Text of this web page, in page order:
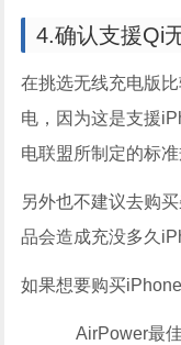
4.确认支援Qi
在挑选无线充电版
电，因为这是支援
电联盟所制定的标准
另外也不建议去购
品会造成充没多久
如果想要购买
AirPower最